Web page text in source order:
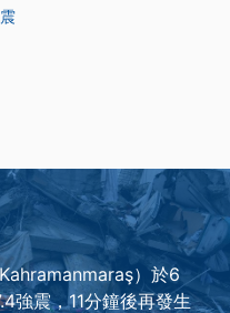
）於6
強震，11分鐘後再發生